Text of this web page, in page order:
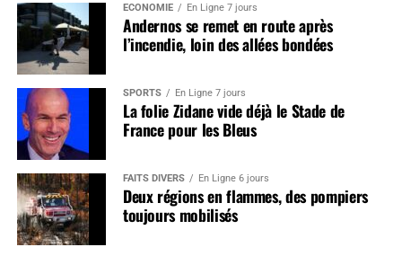
ÉCONOMIE En Ligne 7 jours
Andernos se remet en route après
l’incendie, loin des allées bondées
SPORTS En Ligne 7 jours
La folie Zidane vide déjà le Stade de
France pour les Bleus
FAITS DIVERS En Ligne 6 jours
Deux régions en flammes, des pompiers
toujours mobilisés